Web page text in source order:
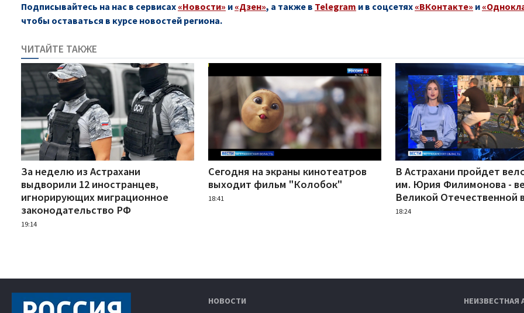
Подписывайтесь на нас в сервисах «Новости» и «Дзен», а также в Telegram и в соцсетях «ВКонтакте» и
чтобы оставаться в курсе новостей региона.
ЧИТАЙТЕ ТАКЖЕ
За неделю из Астрахани
выдворили 12 иностранцев,
игнорирующих миграционное
законодательство РФ
19:14
Сегодня на экраны кинотеатров
выходит фильм "Колобок"
18:41
В Астрахани пройдет
им. Юрия Филимонова -
Великой Отечественной
18:24
НОВОСТИ
НЕИЗВЕСТНАЯ